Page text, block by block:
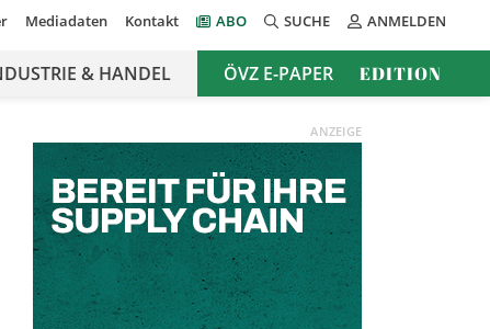
Mediadaten Kontakt ABO SUCHE ANMELDEN
& HANDEL ÖVZ E-PAPER EDITION
ANZEIGE